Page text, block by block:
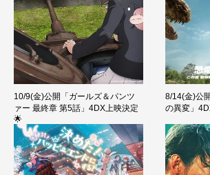
10/9(金)公開「ガールズ＆パンツ
ァー 最終章 第5話」4DX上映決定
🌟
8/14(金)公
の異変」